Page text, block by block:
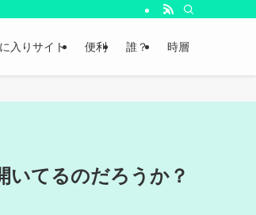
入りサイト 便利 誰？ 時層
いてるのだろうか？